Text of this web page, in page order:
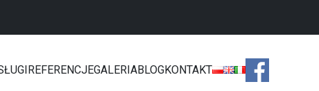
REFERENCJEGALERIABLOGKONTAKT